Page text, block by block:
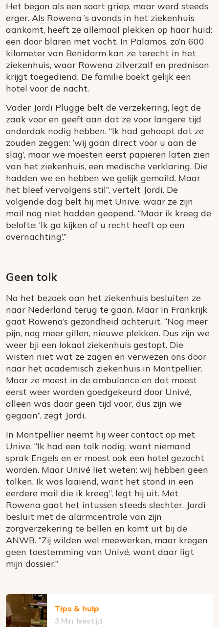
Het begon als een soort griep, maar werd steeds
erger. Als Rowena ’s avonds in het ziekenhuis
aankomt, heeft ze allemaal plekken op haar huid:
een door blaren met vocht. In Palamos, zo’n 600
kilometer van Benidorm kan ze terecht in het
ziekenhuis, waar Rowena zilverzalf en prednison
krijgt toegediend. De familie boekt gelijk een
hotel voor de nacht.
Vader Jordi Plugge belt de verzekering, legt de
zaak voor en geeft aan dat ze voor langere tijd
onderdak nodig hebben. “Ik had gehoopt dat ze
zouden zeggen: ‘wij gaan direct voor u aan de
slag’, maar we moesten eerst papieren laten zien
van het ziekenhuis, een medische verklaring. Die
hadden we en hebben we gelijk gemaild. Maar
het bleef vervolgens stil”, vertelt Jordi. De
volgende dag belt hij met Unive, waar ze zijn
mail nog niet hadden geopend. “Maar ik kreeg de
belofte: ‘Ik ga kijken of u recht heeft op een
overnachting’.”
Geen tolk
Na het bezoek aan het ziekenhuis besluiten ze
naar Nederland terug te gaan. Maar in Frankrijk
gaat Rowena’s gezondheid achteruit. “Nog meer
pijn, nog meer gillen, nieuwe plekken. Dus zijn we
weer bji een lokaal ziekenhuis gestopt. Die
wisten niet wat ze zagen en verwezen ons door
naar het academisch ziekenhuis in Montpellier.
Maar ze moest in de ambulance en dat moest
eerst weer worden goedgekeurd door Univé,
alleen was daar geen tijd voor, dus zijn we
gegaan”, zegt Jordi.
In Montpellier neemt hij weer contact op met
Unive. “Ik had een tolk nodig, want niemand
sprak Engels en er moest ook een hotel gezocht
worden. Maar Univé liet weten: wij hebben geen
tolken. Ik was laaiend, want het stond in een
eerdere mail die ik kreeg”, legt hij uit. Met
Rowena gaat het intussen steeds slechter. Jordi
besluit met de alarmcentrale van zijn
zorgverzekering te bellen en komt uit bij de
ANWB. “Zij wilden wel meewerken, maar kregen
geen toestemming van Univé, want daar ligt
mijn dossier.”
Tips & hulp
3 Min. leestijd